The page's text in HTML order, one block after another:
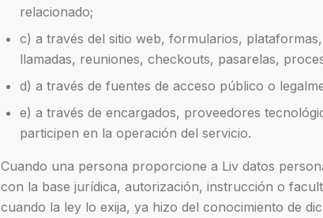
relacionado;
c) a través del sitio web, formularios,
llamadas, reuniones, checkouts, pasarelas,
d) a través de fuentes de acceso público o
e) a través de encargados, proveedores
participen en la operación del servicio.
Cuando una persona proporcione a Liv datos
con la base jurídica, autorización, instrucción o
cuando la ley lo exija, ya hizo del conocimiento de